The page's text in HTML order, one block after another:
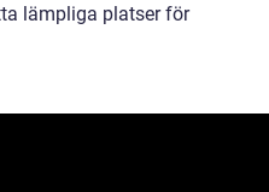
lämpliga platser för